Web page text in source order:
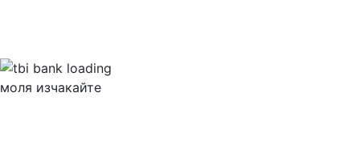
моля изчакайте